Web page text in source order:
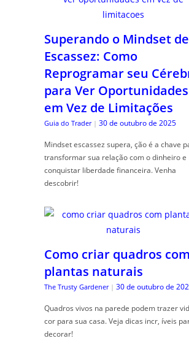
Superando o Mindset de
Escassez: Como
Reprogramar seu
para Ver Oportunidades
em Vez de Limitações
Guia do Trader | 30 de outubro de 2025
Mindset escassez supera, ção é a chave
transformar sua relação com o dinheiro e
conquistar liberdade financeira. Venha
descobrir!
Como criar quadros com
plantas naturais
The Trusty Gardener | 30 de outubro de
Quadros vivos na parede podem trazer
cor para sua casa. Veja dicas incr, íveis
decorar!